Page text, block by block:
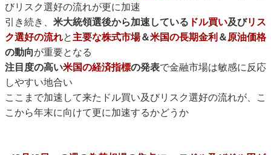
びリスク選好の流れが更に加速
引き続き、 米大統領選後から加速している ドル買い及びリス
ク選好の流れと主要な株式市場＆米国の長期金利 ＆原油価格
の動向が重要となる
注目度の高い米国の経済指標の発表で金融市場は敏感に反応
しやすい地合い
ここまで加速して来たドル買い及びリスク選好の流れが、こ
こから年末に向けて更に加速するかどうか